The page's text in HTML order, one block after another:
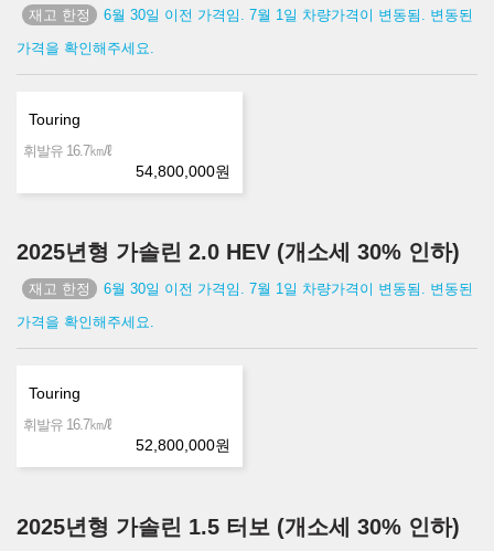
6월 30일 이전 가격임. 7월 1일 차량가격이 변동됨. 변동된
가격을 확인해주세요.
Touring
휘발유 16.7㎞/ℓ
54,800,000원
2025년형 가솔린 2.0 HEV (개소세 30% 인하)
6월 30일 이전 가격임. 7월 1일 차량가격이 변동됨. 변동된
가격을 확인해주세요.
Touring
휘발유 16.7㎞/ℓ
52,800,000원
2025년형 가솔린 1.5 터보 (개소세 30% 인하)